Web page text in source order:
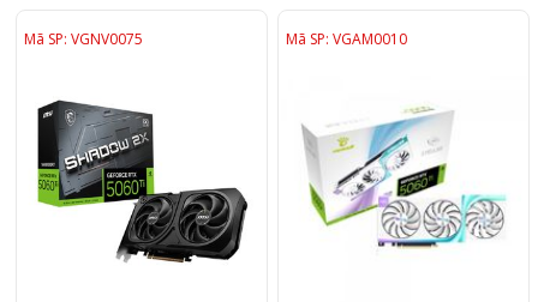
Mã SP: VGNV0075 Mã SP: VGAM0010